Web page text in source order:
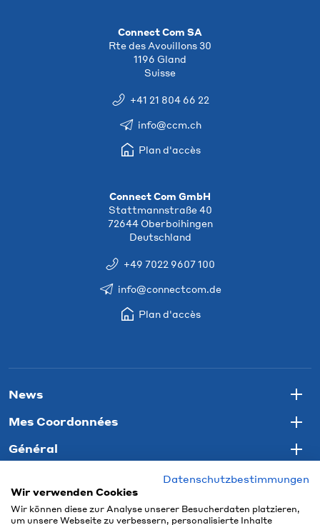
Connect Com SA
Rte des Avouillons 30
1196 Gland
Suisse
+41 21 804 66 22
info@ccm.ch
Plan d'accès
Connect Com GmbH
Stattmannstraße 40
72644 Oberboihingen
Deutschland
+49 7022 9607 100
info@connectcom.de
Plan d'accès
News
Mes Coordonnées
Général
Datenschutzbestimmungen
Wir verwenden Cookies
Wir können diese zur Analyse unserer Besucherdaten platzieren,
um unsere Webseite zu verbessern, personalisierte Inhalte